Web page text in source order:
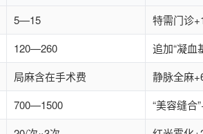
5—15
特需门诊
120—260
追加“凝血
局麻含在手术费
静脉全麻
700—1500
“美容缝合